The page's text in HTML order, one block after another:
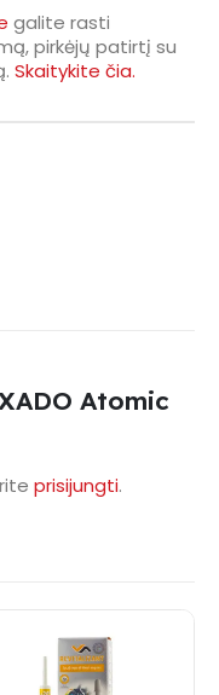
galite rasti
pirkėjų patirtį su
Skaitykite čia.
Atomic
prisijungti.